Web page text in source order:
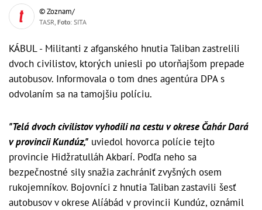
© Zoznam/
TASR, Foto: SITA
KÁBUL - Militanti z afganského hnutia Taliban zastrelili
dvoch civilistov, ktorých uniesli po utorňajšom prepade
autobusov. Informovala o tom dnes agentúra DPA s
odvolaním sa na tamojšiu políciu.
"Telá dvoch civilistov vyhodili na cestu v okrese Čahár Dará
v provincii Kundúz," uviedol hovorca polície tejto
provincie Hidžratulláh Akbarí. Podľa neho sa
bezpečnostné sily snažia zachrániť zvyšných osem
rukojemníkov. Bojovníci z hnutia Taliban zastavili šesť
autobusov v okrese Alíábád v provincii Kundúz, oznámil